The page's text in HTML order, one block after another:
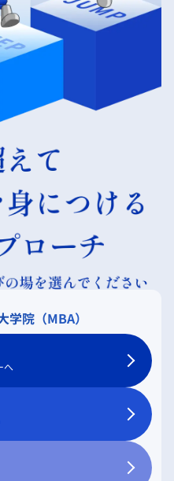
学院（MBA）
へ